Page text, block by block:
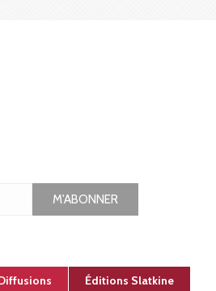
M'ABONNER
Éditions Slatkine